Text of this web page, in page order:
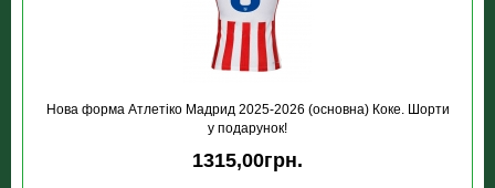
Нова форма Атлетіко Мадрид 2025-2026 (основна) Коке. Шорти
у подарунок!
1315,00грн.